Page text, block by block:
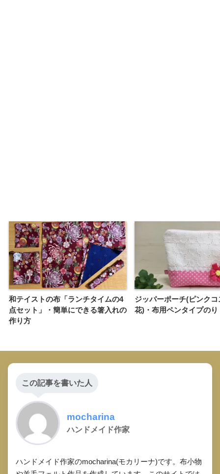
和テイストの布「ランチタイムの4
点セット」・簡単にできる箸入れの
作り方
ジッパーポーチ(ピンク
花)・布用ペンタイプのり
この記事を書いた人
mocharina
ハンドメイド作家
ハンドメイド作家のmocharina(モカリーナ)です。布小物